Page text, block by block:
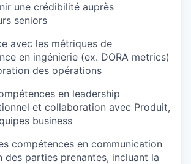
une crédibilité auprès
seniors
avec les métriques de
en ingénierie (ex. DORA metrics)
des opérations
en leadership
et collaboration avec Produit,
business
compétences en communication
des parties prenantes, incluant la